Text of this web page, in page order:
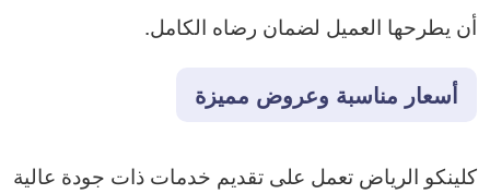
أن يطرحها العميل لضمان رضاه الكامل.
أسعار مناسبة وعروض مميزة
كلينكو الرياض تعمل على تقديم خدمات ذات جودة عالية